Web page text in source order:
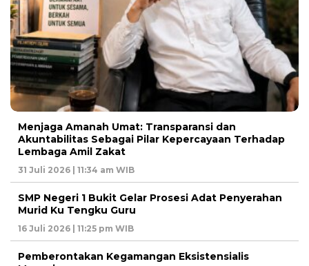
Menjaga Amanah Umat: Transparansi dan
Akuntabilitas Sebagai Pilar Kepercayaan Terhadap
Lembaga Amil Zakat
31 Juli 2026 | 11:34 am WIB
SMP Negeri 1 Bukit Gelar Prosesi Adat Penyerahan
Murid Ku Tengku Guru
16 Juli 2026 | 11:25 pm WIB
Pemberontakan Kegamangan Eksistensialis